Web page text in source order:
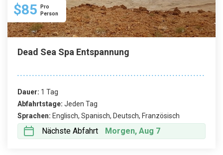
$85
Pro
Person
Dead Sea Spa Entspannung
Dauer: 1 Tag
Abfahrtstage: Jeden Tag
Sprachen: Englisch, Spanisch, Deutsch, Französisch
Nächste Abfahrt Morgen, Aug 7